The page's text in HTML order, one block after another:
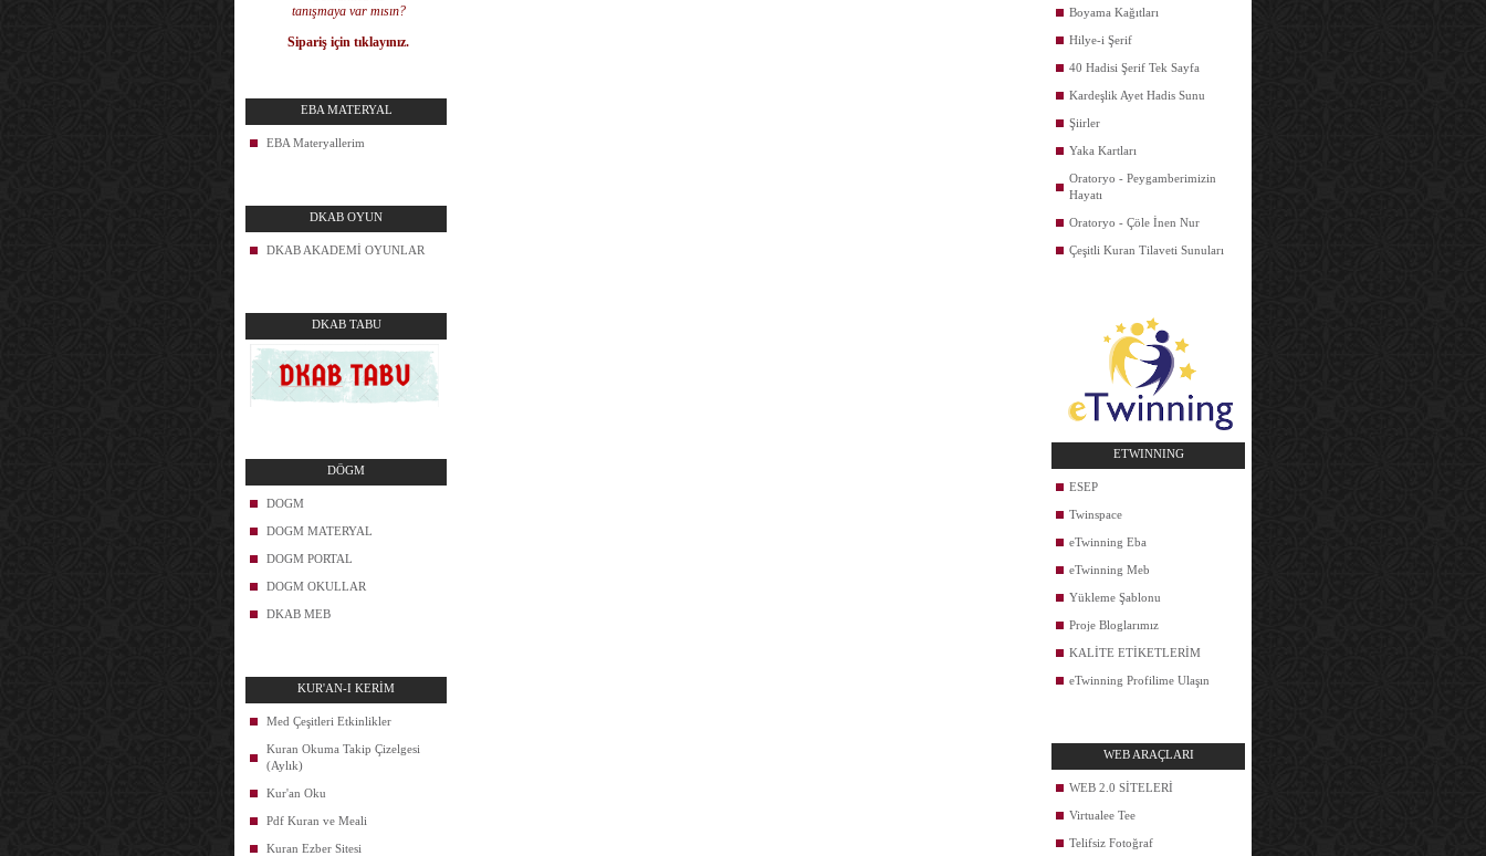
tanışmaya var mısın?
Sipariş için tıklayınız.
EBA MATERYAL
EBA Materyallerim
DKAB OYUN
DKAB AKADEMİ OYUNLAR
DKAB TABU
DÖGM
DOGM
DOGM MATERYAL
DOGM PORTAL
DOGM OKULLAR
DKAB MEB
KUR'AN-I KERİM
Med Çeşitleri Etkinlikler
Kuran Okuma Takip Çizelgesi
(Aylık)
Kur'an Oku
Pdf Kuran ve Meali
Kuran Ezber Sitesi
Boyama Kağıtları
Hilye-i Şerif
40 Hadisi Şerif Tek Sayfa
Kardeşlik Ayet Hadis Sunu
Şiirler
Yaka Kartları
Oratoryo - Peygamberimizin
Hayatı
Oratoryo - Çöle İnen Nur
Çeşitli Kuran Tilaveti Sunuları
ETWINNING
ESEP
Twinspace
eTwinning Eba
eTwinning Meb
Yükleme Şablonu
Proje Bloglarımız
KALİTE ETİKETLERİM
eTwinning Profilime Ulaşın
WEB ARAÇLARI
WEB 2.0 SİTELERİ
Virtualee Tee
Telifsiz Fotoğraf